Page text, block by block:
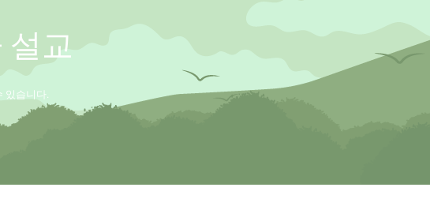
설교
있습니다.